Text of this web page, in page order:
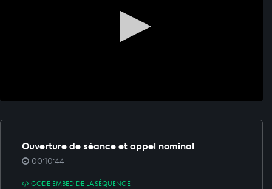
Ouverture de séance et appel nominal
00:10:44
CODE EMBED DE LA SÉQUENCE